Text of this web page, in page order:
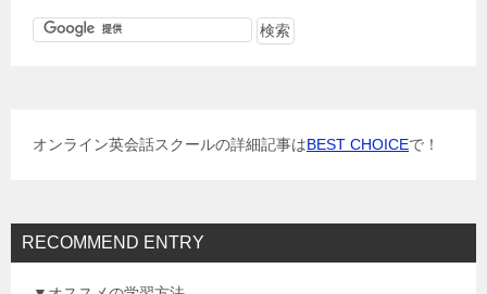
オンライン英会話スクールの詳細記事はBEST CHOICEで！
RECOMMEND ENTRY